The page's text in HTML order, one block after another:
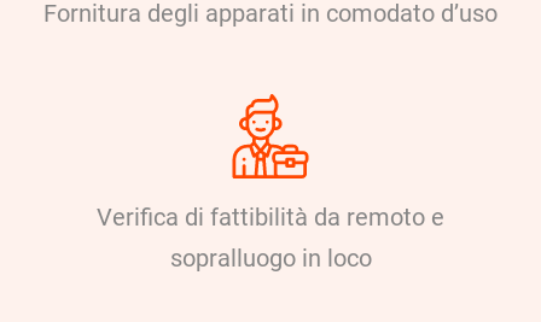
Fornitura degli apparati in comodato d’uso
Verifica di fattibilità da remoto e
sopralluogo in loco